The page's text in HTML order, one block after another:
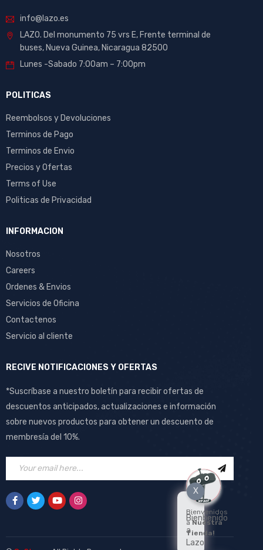
info@lazo.es
LAZO. Del monumento 75 vrs E, Frente terminal de
buses, Nueva Guinea, Nicaragua 82500
Lunes -Sabado 7:00am – 7:00pm
POLITICAS
Reembolsos y Devoluciones
Terminos de Pago
Terminos de Envio
Precios y Ofertas
Terms of Use
Politicas de Privacidad
INFORMACION
Nosotros
Careers
Ordenes & Envios
Servicios de Oficina
Contactenos
Servicio al cliente
RECIVE NOTIFICACIONES Y OFERTAS
*Suscríbase a nuestro boletín para recibir ofertas de
descuentos anticipados, actualizaciones e información
sobre nuevos productos para obtener un descuento de
membresía del 10%.
X
Bienvenidos
aNuestra
Tienda!
Bienbenido
a
Lazo